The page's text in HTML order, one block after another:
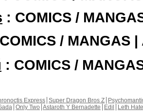
: COMICS /
/ MANGAS |
: COMICS /
Express Super Dragon Bros Z
Only Two Astaroth Y Bernadette Edil
Leth Hate